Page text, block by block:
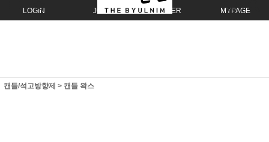
LOGIN JOIN ORDER MYPAGE
캔들/석고방향제 > 캔들 왁스